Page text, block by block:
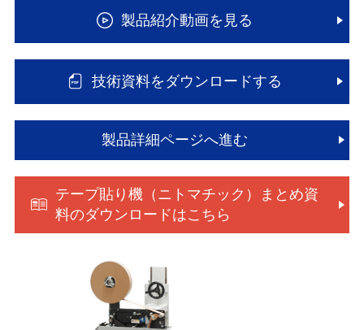
製品紹介動画を見る
技術資料をダウンロードする
製品詳細ページへ進む
テープ貼り機（ニトマチック）まとめ資
料のダウンロードはこちら